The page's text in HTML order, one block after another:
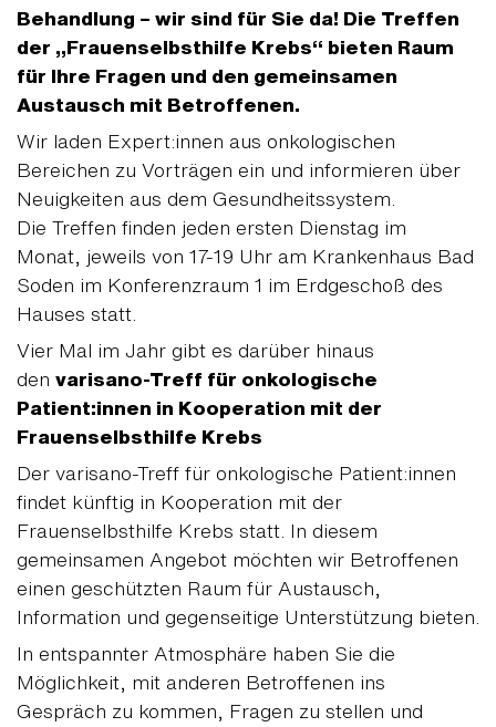
Behandlung – wir sind für Sie da! Die Treffen
der „Frauenselbsthilfe Krebs“ bieten Raum
für Ihre Fragen und den gemeinsamen
Austausch mit Betroffenen.
Wir laden Expert:innen aus onkologischen
Bereichen zu Vorträgen ein und informieren über
Neuigkeiten aus dem Gesundheitssystem.
Die Treffen finden jeden ersten Dienstag im
Monat, jeweils von 17-19 Uhr am Krankenhaus Bad
Soden im Konferenzraum 1 im Erdgeschoß des
Hauses statt.
Vier Mal im Jahr gibt es darüber hinaus
den varisano-Treff für onkologische
Patient:innen in Kooperation mit der
Frauenselbsthilfe Krebs
Der varisano-Treff für onkologische Patient:innen
findet künftig in Kooperation mit der
Frauenselbsthilfe Krebs statt. In diesem
gemeinsamen Angebot möchten wir Betroffenen
einen geschützten Raum für Austausch,
Information und gegenseitige Unterstützung bieten.
In entspannter Atmosphäre haben Sie die
Möglichkeit, mit anderen Betroffenen ins
Gespräch zu kommen, Fragen zu stellen und